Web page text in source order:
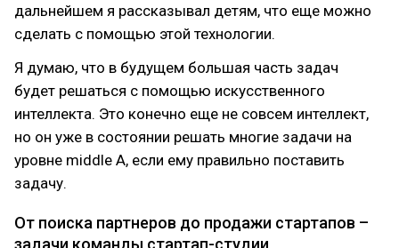
дальнейшем я рассказывал детям, что еще можно
сделать с помощью этой технологии.
Я думаю, что в будущем большая часть задач
будет решаться с помощью искусственного
интеллекта. Это конечно еще не совсем интеллект,
но он уже в состоянии решать многие задачи на
уровне middle A, если ему правильно поставить
задачу.
От поиска партнеров до продажи стартапов –
задачи команды стартап-студии